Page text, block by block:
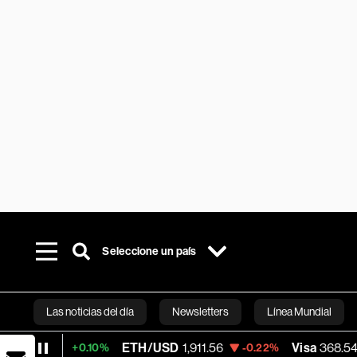
Seleccione un país
Las noticias del día Newsletters Línea Mundial
Bloomberg
ETH/USD 1,911.56 -0.22% Visa 368.54 -0.28%